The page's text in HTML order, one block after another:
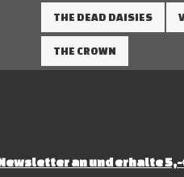
THE DEAD DAISIES
THE CROWN
an und erhalte